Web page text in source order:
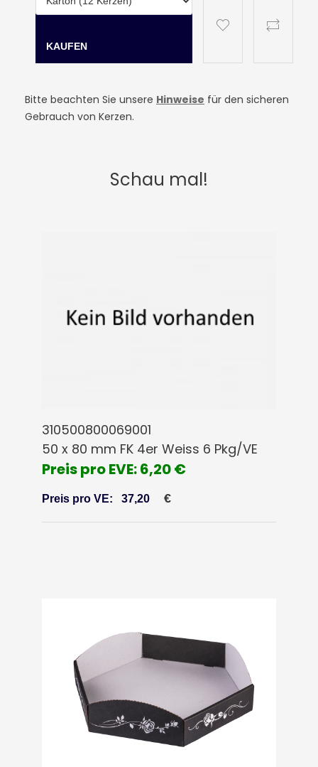
Bitte beachten Sie unsere Hinweise für den sicheren
Gebrauch von Kerzen.
Schau mal!
310500800069001
50 x 80 mm FK 4er Weiss 6 Pkg/VE
Preis pro EVE: 6,20 €
Preis pro VE: 37,20 €